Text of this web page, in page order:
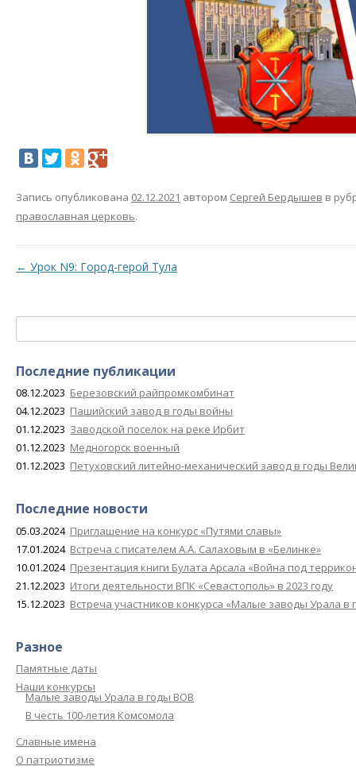
Запись опубликована 02.12.2021 автором Сергей Бердышев в
православная церковь.
Навигация по записям
← Урок N9: Город-герой Тула
Последние публикации
08.12.2023 Березовский райпромкомбинат
04.12.2023 Пашийский завод в годы войны
01.12.2023 Заводской поселок на реке Ирбит
01.12.2023 Медногорск военный
01.12.2023 Петуховский литейно-механический завод в годы
Последние новости
05.03.2024 Приглашение на конкурс «Путями славы»
17.01.2024 Встреча с писателем А.А. Салаховым в «Белинке»
10.01.2024 Презентация книги Булата Арсала «Война под
21.12.2023 Итоги деятельности ВПК «Севастополь» в 2023 году
15.12.2023 Встреча участников конкурса «Малые заводы Урала в
Разное
Памятные даты
Наши конкурсы
Малые заводы Урала в годы ВОВ
В честь 100-летия Комсомола
Славные имена
О патриотизме